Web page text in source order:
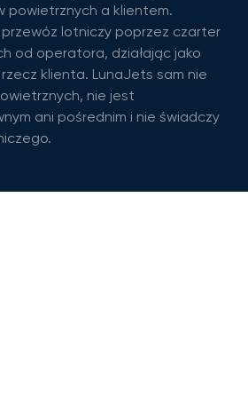
powietrznych a klientem.
lotniczy poprzez czarter
od operatora, działając jako
klienta. LunaJets sam nie
nie jest
ani pośrednim i nie świadczy